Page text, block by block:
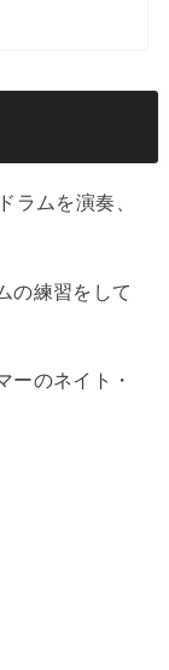
ラムを演奏、
の練習をして
ーのネイト・